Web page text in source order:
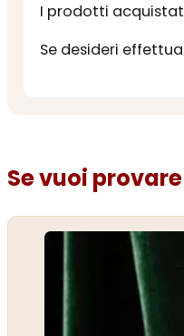
I prodotti
Se desideri
Se vuoi